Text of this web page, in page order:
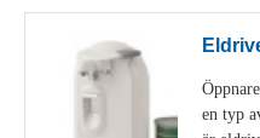
en typ